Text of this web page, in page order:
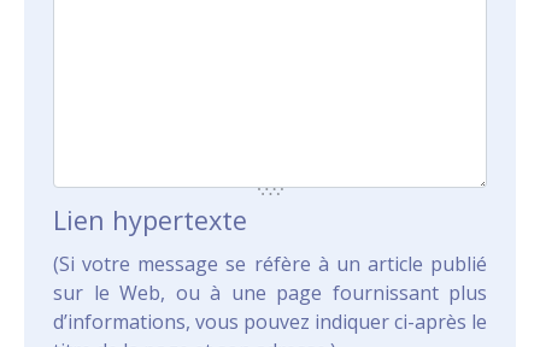
Lien hypertexte
(Si votre message se réfère à un article publié
sur le Web, ou à une page fournissant plus
d’informations, vous pouvez indiquer ci-après le